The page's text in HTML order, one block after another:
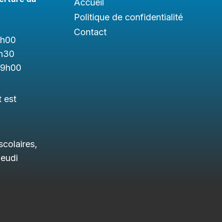
00
0
est
Accueil
Politique de confidentialité
Contact